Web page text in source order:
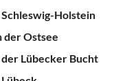
Holstein
der Ostsee
Lübecker Bucht